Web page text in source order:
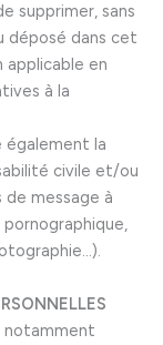
supprimer, sans
déposé dans cet
applicable en
à la
également la
civile et/ou
de message à
notamment